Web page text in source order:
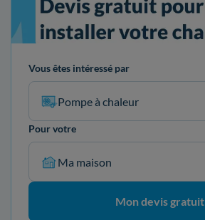
Vous êtes intéressé par
Pompe à chaleur
Pour votre
Ma maison
Mon devis gratuit